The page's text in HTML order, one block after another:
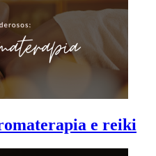
e reiki